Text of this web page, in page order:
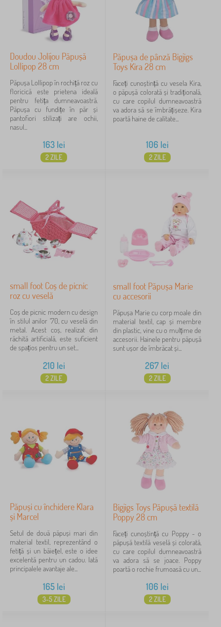
Doudou Jolijou Păpușă
Lollipop 28 cm
Păpușa Lollipop în rochiță roz cu
floricică este prietena ideală
pentru fetița dumneavoastră.
Păpușa cu fundițe în păr și
pantofiori stilizați are ochii,
nasul...
163lei
2 ZILE
Păpușa de pânză Bigjigs
Toys Kira 28 cm
Faceți cunoștință cu vesela Kira,
o păpușă colorată și tradițională,
cu care copilul dumneavoastră
va adora să se îmbrățișeze. Kira
poartă haine de calitate...
106 lei
2 ZILE
small foot Coș de picnic
roz cu veselă
Coș de picnic modern cu design
în stilul anilor '70, cu veselă din
metal. Acest coș, realizat din
răchită artificială, este suficient
de spațios pentru un set...
210 lei
2 ZILE
small foot Păpușa Marie
cu accesorii
Păpușa Marie cu corp moale din
material textil, cap și membre
din plastic, vine cu o mulțime de
accesorii. Hainele pentru păpușă
sunt ușor de îmbrăcat și...
267 lei
2 ZILE
Păpuși cu închidere Klara
și Marcel
Setul de două păpuși mari din
material textil, reprezentând o
fetiță și un băiețel, este o idee
excelentă pentru un cadou. Iată
principalele avantaje ale...
165lei
3-5 ZILE
Bigjigs Toys Păpușă textilă
Poppy 28 cm
Faceți cunoștință cu Poppy - o
păpușă textilă veselă și colorată,
cu care copilul dumneavoastră
va adora să se joace. Poppy
poartă o rochie frumoasă cu un...
106 lei
2 ZILE